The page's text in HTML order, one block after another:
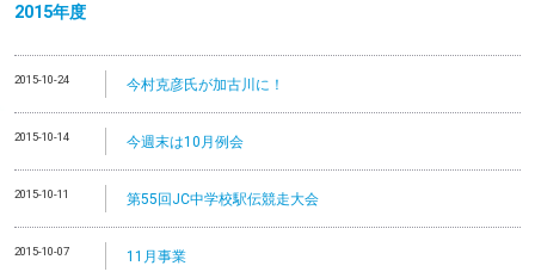
2015年度
2015-10-24 今村克彦氏が加古川に！
2015-10-14 今週末は10月例会
2015-10-11 第55回JC中学校駅伝競走大会
2015-10-07 11月事業